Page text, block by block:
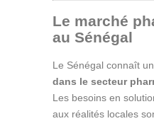
Le marché
au Sénégal
Le Sénégal connaît
dans le secteur
Les besoins en
aux réalités locales